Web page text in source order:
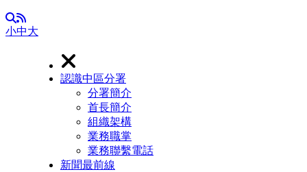
全文檢索
RSS
小中大
認識中區分署
分署簡介
首長簡介
組織架構
業務職掌
業務聯繫電話
新聞最前線